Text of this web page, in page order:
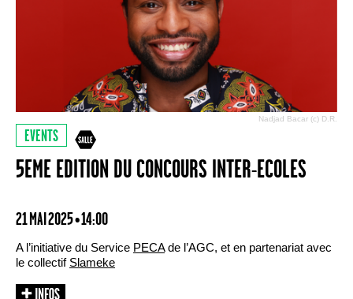
Nadjad Bacar (c) D.R.
EVENTS
5EME EDITION DU CONCOURS INTER-ECOLES
21 MAI 2025 • 14:00
A l’initiative du Service PECAde l’AGC, et en partenariat avec
le collectif Slameke